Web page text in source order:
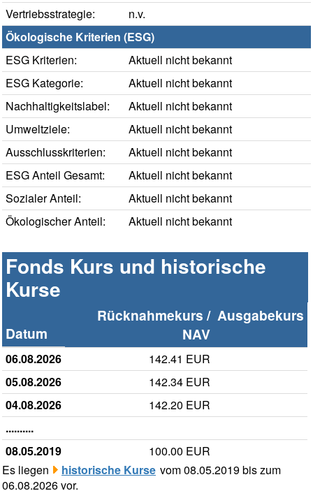
Vertriebsstrategie:
n.v.
Ökologische Kriterien (ESG)
ESG Kriterien:
Aktuell nicht bekannt
ESG Kategorie:
Aktuell nicht bekannt
Nachhaltigkeitslabel:
Aktuell nicht bekannt
Umweltziele:
Aktuell nicht bekannt
Ausschlusskriterien:
Aktuell nicht bekannt
ESG Anteil Gesamt:
Aktuell nicht bekannt
Sozialer Anteil:
Aktuell nicht bekannt
Ökologischer Anteil:
Aktuell nicht bekannt
Fonds Kurs und historische
Kurse
Datum
Rücknahmekurs /
NAV
Ausgabekurs
06.08.2026
142.41 EUR
05.08.2026
142.34 EUR
04.08.2026
142.20 EUR
..........
08.05.2019
100.00 EUR
Es liegen
historische Kurse vom 08.05.2019 bis zum
06.08.2026 vor.